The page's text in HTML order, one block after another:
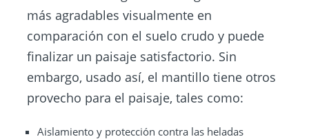
más agradables visualmente en
comparación con el suelo crudo y puede
finalizar un paisaje satisfactorio. Sin
embargo, usado así, el mantillo tiene otros
provecho para el paisaje, tales como:
Aislamiento y protección contra las heladas